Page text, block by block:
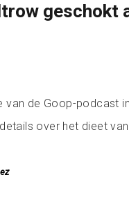
geschokt
van de Goop-podcast
over het dieet